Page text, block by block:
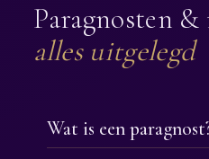
Paragnosten &
alles uitgelegd
Wat is een